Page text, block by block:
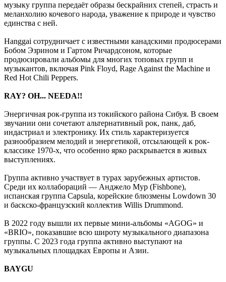
музыку группа передаёт образы бескрайних степей, страсть и
меланхолию кочевого народа, уважение к природе и чувство
единства с ней.
Hanggai сотрудничает с известными канадскими продюсерами
Бобом Эзрином и Гартом Ричардсоном, которые
продюсировали альбомы для многих топовых групп и
музыкантов, включая Pink Floyd, Rage Against the Machine и
Red Hot Chili Peppers.
RAY? OH... NEEDA!!
Энергичная рок-группа из токийского района Сибуя. В своем
звучании они сочетают альтернативный рок, панк, даб,
индастриал и электронику. Их стиль характеризуется
разнообразием мелодий и энергетикой, отсылающей к рок-
классике 1970-х, что особенно ярко раскрывается в живых
выступлениях.
Группа активно участвует в турах зарубежных артистов.
Среди их коллабораций — Анджело Мур (Fishbone),
испанская группа Capsula, корейские блюзмены Lowdown 30
и баскско-французский коллектив Willis Drummond.
В 2022 году вышли их первые мини-альбомы «AGOG» и
«BRIO», показавшие всю широту музыкального диапазона
группы. С 2023 года группа активно выступают на
музыкальных площадках Европы и Азии.
BAYGU